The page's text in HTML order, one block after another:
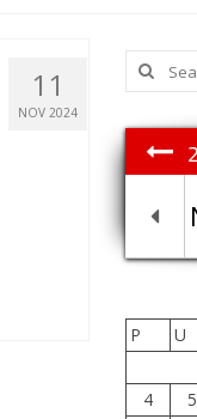
11
NOV 2024
Search
for:
P
U
4
5